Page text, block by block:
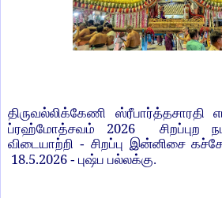
திருவல்லிக்கேணி ஸ்ரீபார்த்தசாரதி
ப்ரஹ்மோத்சவம் 2026
விடையாற்றி - சிறப்பு இன்னிசை
18.5.2026 - புஷ்ப பல்லக்கு.